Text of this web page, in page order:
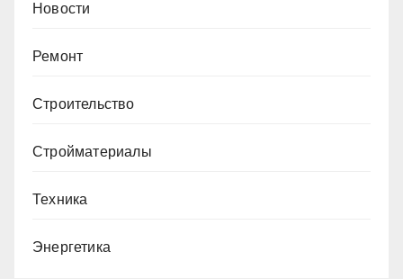
Новости
Ремонт
Строительство
Стройматериалы
Техника
Энергетика